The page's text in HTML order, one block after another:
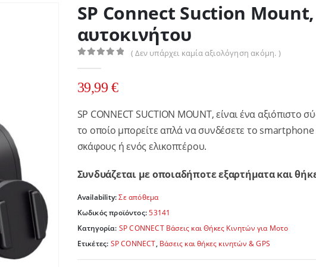
SP Connect Suction
αυτοκινήτου
( Δεν υπάρχει καμία αξιολόγηση ακόμη. )
39,99 €
SP CONNECT SUCTION MOUNT, είναι ένα αξιόπιστο
το οποίο μπορείτε απλά να συνδέσετε το
σκάφους ή ενός ελικοπτέρου.
Συνδυάζεται με οποιαδήποτε εξαρτήματα και
Availability:Σε απόθεμα
Κωδικός προϊόντος:53141
Κατηγορία: SP CONNECT Βάσεις και Θήκες Κινητών για Μοτο
Ετικέτες: SP CONNECT, Βάσεις και θήκες κινητών & GPS